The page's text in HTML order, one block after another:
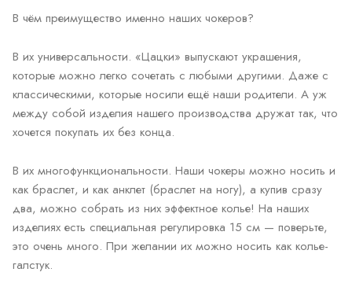
В чём преимущество именно наших чокеров?
В их универсальности. «Цацки» выпускают украшения,
которые можно легко сочетать с любыми другими. Даже с
классическими, которые носили ещё наши родители. А уж
между собой изделия нашего производства дружат так, что
хочется покупать их без конца.
В их многофункциональности. Наши чокеры можно носить и
как браслет, и как анклет (браслет на ногу), а купив сразу
два, можно собрать из них эффектное колье! На наших
изделиях есть специальная регулировка 15 см — поверьте,
это очень много. При желании их можно носить как колье-
галстук.